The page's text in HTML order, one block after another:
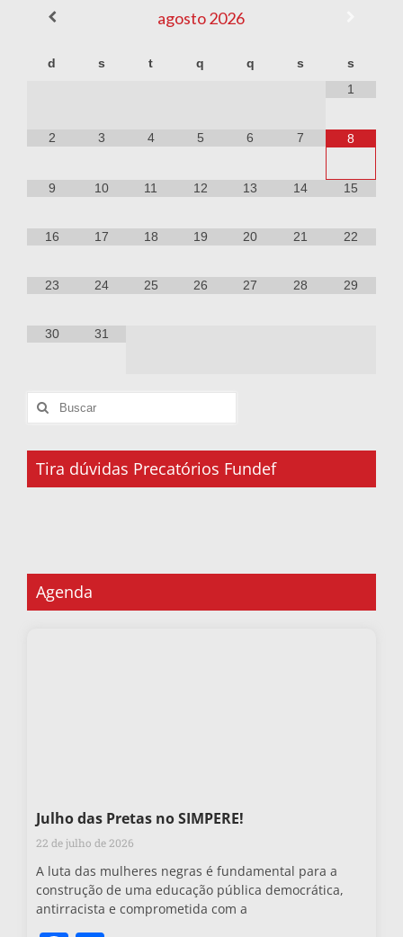
agosto2026
d s t q q s
s
1
2 3 4 5 6 7 8
9 10 11 12 13 14 15
16 17 18 19 20 21 22
23 24 25 26 27 28 29
30 31
Tira dúvidas Precatórios Fundef
Agenda
Julho das Pretas no SIMPERE!
22 de julho de 2026
A luta das mulheres negras é fundamental para a
construção de uma educação pública democrática,
antirracista e comprometida com a